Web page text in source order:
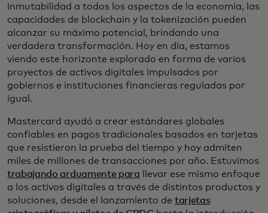
inmutabilidad a todos los aspectos de la economía, las
capacidades de blockchain y la tokenización pueden
alcanzar su máximo potencial, brindando una
verdadera transformación. Hoy en día, estamos
viendo este horizonte explorado en forma de varios
proyectos de activos digitales impulsados por
gobiernos e instituciones financieras reguladas por
igual.
Mastercard ayudó a crear estándares globales
confiables en pagos tradicionales basados en tarjetas
que resistieron la prueba del tiempo y hoy admiten
miles de millones de transacciones por año. Estuvimos
trabajando arduamente para llevar ese mismo enfoque
a los activos digitales a través de distintos productos y
soluciones, desde el lanzamiento de tarjetas